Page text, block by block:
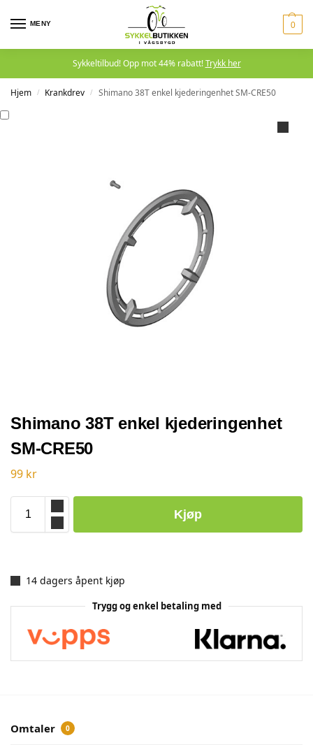
MENY 0
Sykkeltilbud! Opp mot 44% rabatt!Trykk her
Hjem / Krankdrev / Shimano 38T enkel kjederingenhet SM-CRE50
Shimano 38T enkel kjederingenhet
SM-CRE50
99 kr
Kjøp
14 dagers åpent kjøp
Trygg og enkel betaling med
Omtaler 0